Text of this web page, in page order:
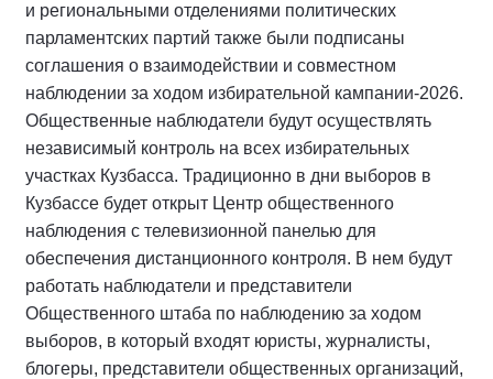
и региональными отделениями политических
парламентских партий также были подписаны
соглашения о взаимодействии и совместном
наблюдении за ходом избирательной кампании-2026.
Общественные наблюдатели будут осуществлять
независимый контроль на всех избирательных
участках Кузбасса. Традиционно в дни выборов в
Кузбассе будет открыт Центр общественного
наблюдения с телевизионной панелью для
обеспечения дистанционного контроля. В нем будут
работать наблюдатели и представители
Общественного штаба по наблюдению за ходом
выборов, в который входят юристы, журналисты,
блогеры, представители общественных организаций,